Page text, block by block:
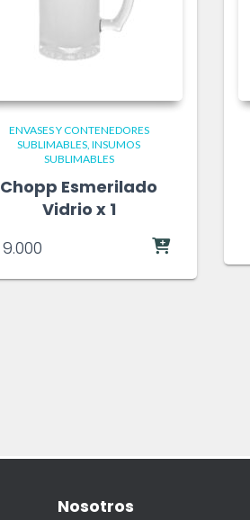
ENVASES Y CONTENEDORES
SUBLIMABLES INSUMOS
SUBLIMABLES
Chopp Esmerilado
Vidrio x 1
9.000
Nosotros